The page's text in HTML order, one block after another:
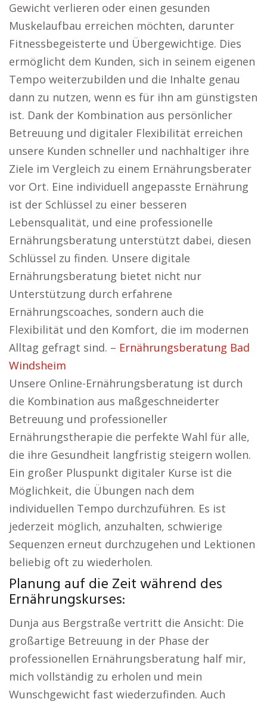
Gewicht verlieren oder einen gesunden
Muskelaufbau erreichen möchten, darunter
Fitnessbegeisterte und Übergewichtige. Dies
ermöglicht dem Kunden, sich in seinem eigenen
Tempo weiterzubilden und die Inhalte genau
dann zu nutzen, wenn es für ihn am günstigsten
ist. Dank der Kombination aus persönlicher
Betreuung und digitaler Flexibilität erreichen
unsere Kunden schneller und nachhaltiger ihre
Ziele im Vergleich zu einem Ernährungsberater
vor Ort. Eine individuell angepasste Ernährung
ist der Schlüssel zu einer besseren
Lebensqualität, und eine professionelle
Ernährungsberatung unterstützt dabei, diesen
Schlüssel zu finden. Unsere digitale
Ernährungsberatung bietet nicht nur
Unterstützung durch erfahrene
Ernährungscoaches, sondern auch die
Flexibilität und den Komfort, die im modernen
Alltag gefragt sind. – Ernährungsberatung Bad
Windsheim
Unsere Online-Ernährungsberatung ist durch
die Kombination aus maßgeschneiderter
Betreuung und professioneller
Ernährungstherapie die perfekte Wahl für alle,
die ihre Gesundheit langfristig steigern wollen.
Ein großer Pluspunkt digitaler Kurse ist die
Möglichkeit, die Übungen nach dem
individuellen Tempo durchzuführen. Es ist
jederzeit möglich, anzuhalten, schwierige
Sequenzen erneut durchzugehen und Lektionen
beliebig oft zu wiederholen.
Planung auf die Zeit während des
Ernährungskurses:
Dunja aus Bergstraße vertritt die Ansicht: Die
großartige Betreuung in der Phase der
professionellen Ernährungsberatung half mir,
mich vollständig zu erholen und mein
Wunschgewicht fast wiederzufinden. Auch